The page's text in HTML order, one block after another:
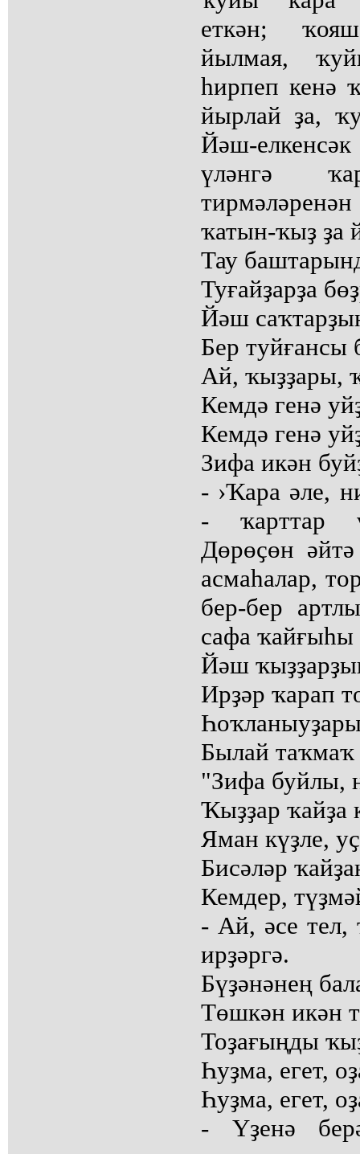
еткән;
йылмая,
һирпеп кенә
йырлай ҙа,
Йәш-елкенсәк
үләнгә
ҡатын-ҡыҙ ҙа
Тау
Туғайҙарҙа
Йәш
Бер туйғансы
Ай, ҡыҙҙары,
Кемдә генә
Кемдә генә
Зифа икән
- ›Ҡара әле,
- ҡарттар
Дөрөҫөн
асмаһалар,
бер-бер
сафа
Йәш
Ирҙәр ҡарап
Былай таҡмаҡ
"Зифа буйлы,
Ҡыҙҙар ҡайҙа
Яман күҙле,
Бисәләр
Кемдер,
- Ай, әсе тел,
ирҙәргә.
Бүҙәнәнең
Төшкән икән
Тоҙағыңды
Һуҙма, егет,
Һуҙма, егет,
- Үҙенә